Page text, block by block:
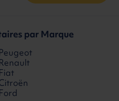
par Marque